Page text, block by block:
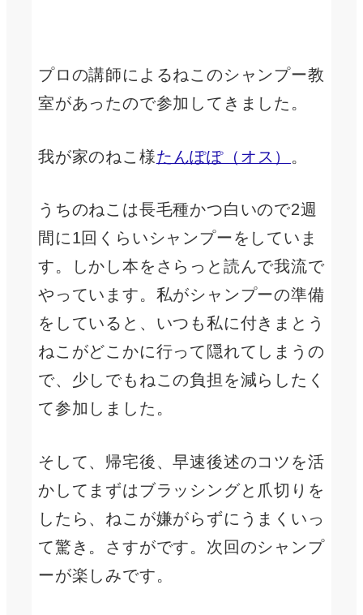
プロの講師によるねこのシャンプー教
室があったので参加してきました。
我が家のねこ様たんぽぽ（オス） 。
うちのねこは長毛種かつ白いので2週
間に1回くらいシャンプーをしていま
す。しかし本をさらっと読んで我流で
やっています。私がシャンプーの準備
をしていると、いつも私に付きまとう
ねこがどこかに行って隠れてしまうの
で、少しでもねこの負担を減らしたく
て参加しました。
そして、帰宅後、早速後述のコツを活
かしてまずはブラッシングと爪切りを
したら、ねこが嫌がらずにうまくいっ
て驚き。さすがです。次回のシャンプ
ーが楽しみです。